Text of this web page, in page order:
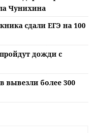
Чунихина
сдали ЕГЭ на 100
дожди с
вывезли более 300